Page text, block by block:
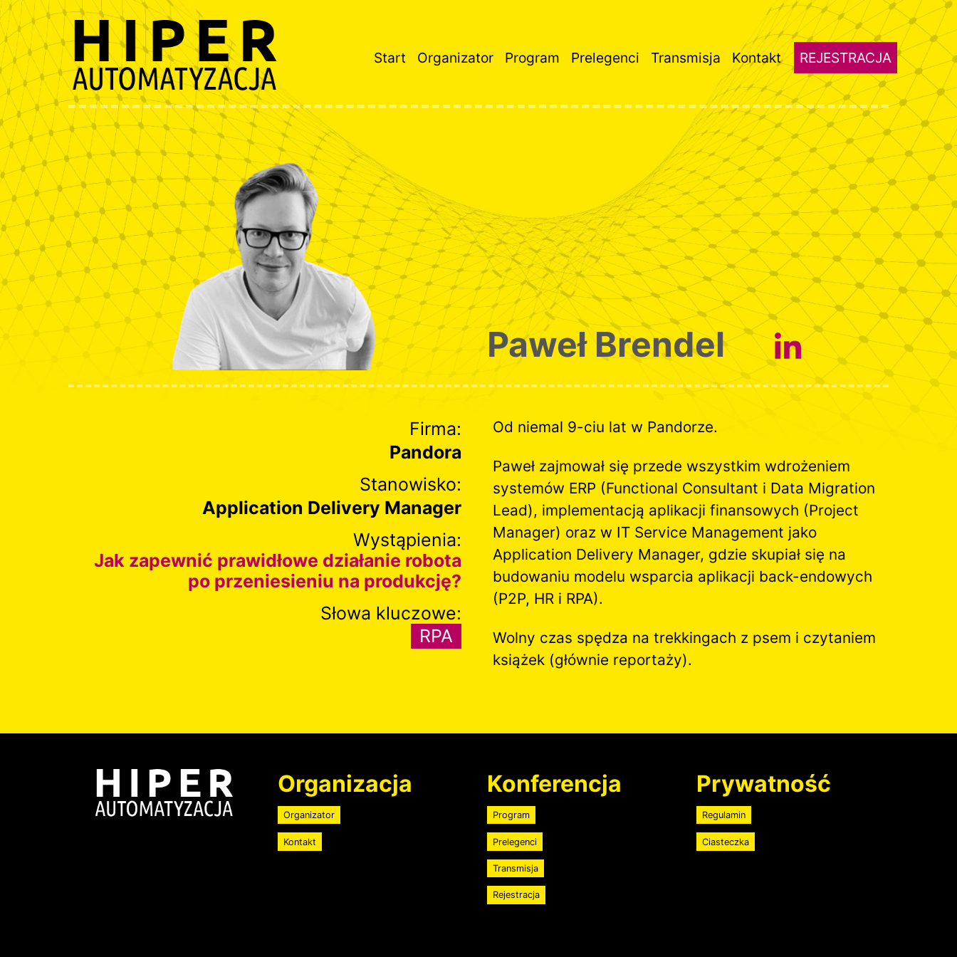
Przejdź
do
treści
Główna
Start Organizator Program Prelegenci Transmisja Kontakt REJESTRACJA
Paweł Brendel
Firma:
Pandora
Stanowisko:
Application Delivery Manager
Wystąpienia:
Jak zapewnić prawidłowe działanie robota
po przeniesieniu na produkcję?
Słowa kluczowe:
RPA
Od niemal 9-ciu lat w Pandorze.
Paweł zajmował się przede wszystkim wdrożeniem
systemów ERP (Functional Consultant i Data Migration
Lead), implementacją aplikacji finansowych (Project
Manager) oraz w IT Service Management jako
Application Delivery Manager, gdzie skupiał się na
budowaniu modelu wsparcia aplikacji back-endowych
(P2P, HR i RPA).
Wolny czas spędza na trekkingach z psem i czytaniem
książek (głównie reportaży).
Image Organizacja
Organizator
Kontakt
Konferencja
Program
Prelegenci
Transmisja
Rejestracja
Prywatność
Regulamin
Ciasteczka